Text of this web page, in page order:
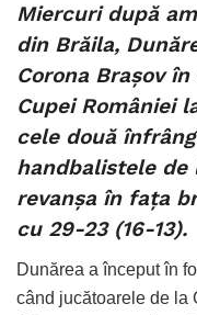
Miercuri după
din Brăila,
Corona Brașov
Cupei României
cele două
handbalistele de
revanșa în fața
cu 29-23 (16-13).
Dunărea a început în
când jucătoarele de la